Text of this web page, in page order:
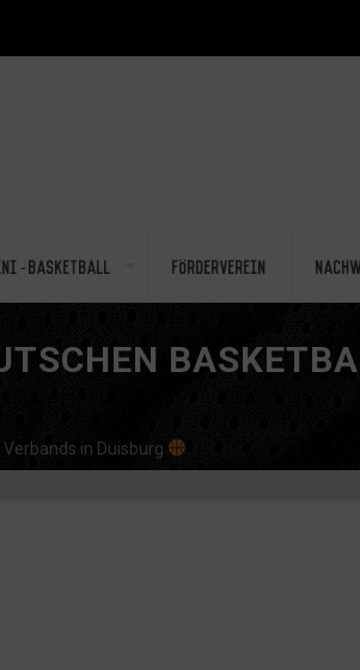
Basketball Förderverein
in Duisburg